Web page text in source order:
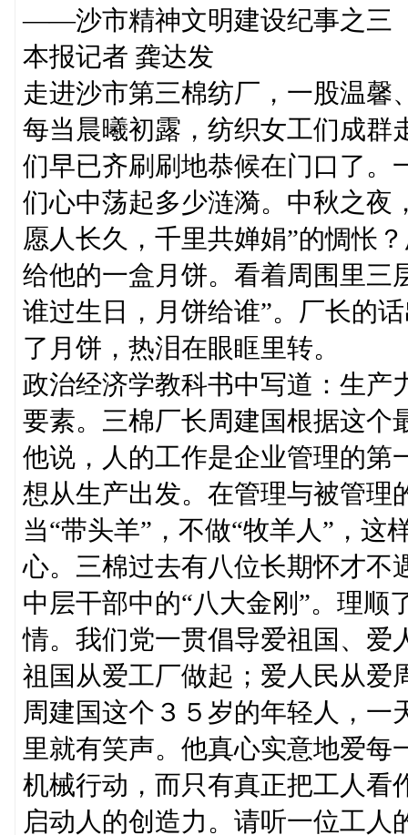
——沙市精神文明建设纪事之三
本报记者 龚达发
走进沙市第三棉纺厂，一股温馨
每当晨曦初露，纺织女工们成群
们早已齐刷刷地恭候在门口了。
们心中荡起多少涟漪。中秋之夜
愿人长久，千里共婵娟”的惆怅
给他的一盒月饼。看着周围里三
谁过生日，月饼给谁”。厂长的
了月饼，热泪在眼眶里转。
政治经济学教科书中写道：生产
要素。三棉厂长周建国根据这个
他说，人的工作是企业管理的第
想从生产出发。在管理与被管理
当“带头羊”，不做“牧羊人”，
心。三棉过去有八位长期怀才不
中层干部中的“八大金刚”。理顺
情。我们党一贯倡导爱祖国、爱
祖国从爱工厂做起；爱人民从爱
周建国这个３５岁的年轻人，一
里就有笑声。他真心实意地爱每
机械行动，而只有真正把工人看
启动人的创造力。请听一位工人